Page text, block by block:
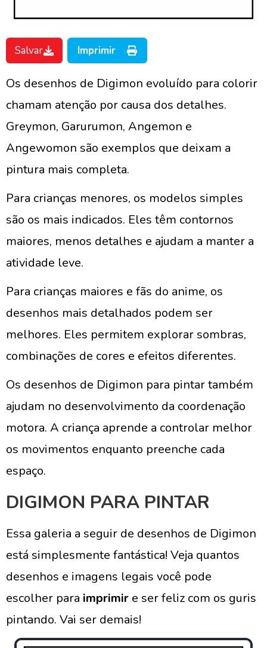
Salvar Imprimir
Os desenhos de Digimon evoluído para colorir
chamam atenção por causa dos detalhes.
Greymon, Garurumon, Angemon e
Angewomon são exemplos que deixam a
pintura mais completa.
Para crianças menores, os modelos simples
são os mais indicados. Eles têm contornos
maiores, menos detalhes e ajudam a manter a
atividade leve.
Para crianças maiores e fãs do anime, os
desenhos mais detalhados podem ser
melhores. Eles permitem explorar sombras,
combinações de cores e efeitos diferentes.
Os desenhos de Digimon para pintar também
ajudam no desenvolvimento da coordenação
motora. A criança aprende a controlar melhor
os movimentos enquanto preenche cada
espaço.
DIGIMON PARA PINTAR
Essa galeria a seguir de desenhos de Digimon
está simplesmente fantástica! Veja quantos
desenhos e imagens legais você pode
escolher para imprimir e ser feliz com os guris
pintando. Vai ser demais!